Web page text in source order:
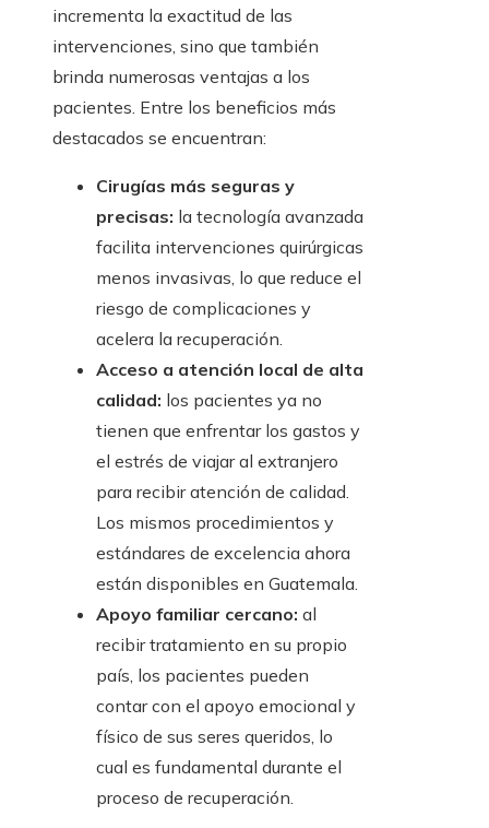
incrementa la exactitud de las
intervenciones, sino que también
brinda numerosas ventajas a los
pacientes. Entre los beneficios más
destacados se encuentran:
Cirugías más seguras y
precisas: la tecnología avanzada
facilita intervenciones quirúrgicas
menos invasivas, lo que reduce el
riesgo de complicaciones y
acelera la recuperación.
Acceso a atención local de alta
calidad: los pacientes ya no
tienen que enfrentar los gastos y
el estrés de viajar al extranjero
para recibir atención de calidad.
Los mismos procedimientos y
estándares de excelencia ahora
están disponibles en Guatemala.
Apoyo familiar cercano: al
recibir tratamiento en su propio
país, los pacientes pueden
contar con el apoyo emocional y
físico de sus seres queridos, lo
cual es fundamental durante el
proceso de recuperación.